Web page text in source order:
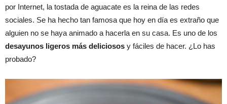
por Internet, la tostada de aguacate es la reina de las redes
sociales. Se ha hecho tan famosa que hoy en día es extraño que
alguien no se haya animado a hacerla en su casa. Es uno de los
desayunos ligeros más deliciosos y fáciles de hacer. ¿Lo has
probado?